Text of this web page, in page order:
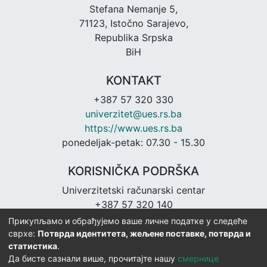
Stefana Nemanje 5,
71123, Istočno Sarajevo,
Republika Srpska
BiH
KONTAKT
+387 57 320 330
univerzitet@ues.rs.ba
https://www.ues.rs.ba
ponedeljak-petak: 07.30 - 15.30
KORISNIČKA PODRŠKA
Univerzitetski računarski centar
+387 57 320 140
urc@ues.rs.ba
https://urc.ues.rs.ba
Прикупљамо и обрађујемо ваше личне податке у следеће
сврхе: Потврда идентитета, жељене поставке, потврда и
статистика.
Да бисте сазнали више, прочитајте нашу смернице